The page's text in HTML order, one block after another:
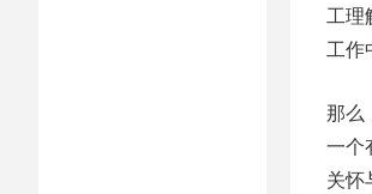
工理
工作
那么
一个
关怀